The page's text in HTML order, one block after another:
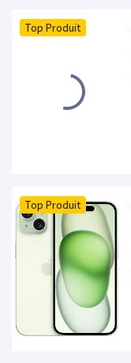
Top Produit
Top Produit